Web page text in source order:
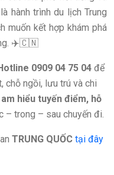
hành trình du lịch Trung
muốn kết hợp khám phá
✈️🇨🇳
0909 04 75 04 để
chỗ ngồi, lưu trú và chi
am hiểu tuyến điểm, hỗ
– trong – sau chuyến đi.
TRUNG QUỐC tại đây